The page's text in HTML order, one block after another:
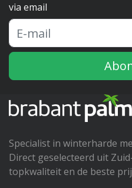
via email
Specialist in winterharde
Direct geselecteerd uit
topkwaliteit en de beste